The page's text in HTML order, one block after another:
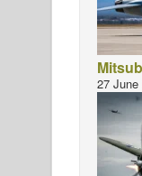
27 June